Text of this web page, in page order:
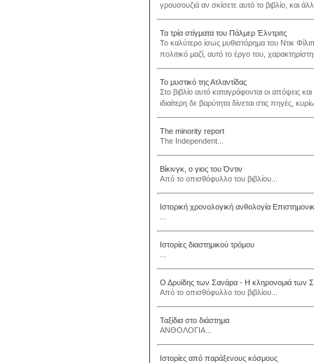
γρουσουζιά αν σκίσετε αυτό το βιβλίο, και
Τα τρία στίγματα του Πάλμερ Έλντριτς
Το καλύτερο ίσως μυθιστόρημα του Ντικ
πολιτικό μαζί, αυτό το έργο του,
Το μυστικό της Ατλαντίδας
Στο βιβλίο αυτό καταγράφονται οι απόψεις
ιδιαίτερη δε βαρύτητα δίνεται στις πηγές,
The minority report
The Independent...
Βίκινγκ, ο γιος του Όντιν
Από το οπισθόφυλλο του βιβλίου...
Ιστορική χρονολογική ανθολογία
Ιστορίες διαστημικού τρόμου
Ο Δρυϊδης των Σανάρα - Η κληρονομιά των
Από το οπισθόφυλλο του βιβλίου...
Ταξίδια στο διάστημα
ΑΝΘΟΛΟΓΙΑ...
Ιστορίες από παράξενους κόσμους